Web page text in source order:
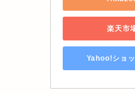
楽天市
Yahoo!ショ